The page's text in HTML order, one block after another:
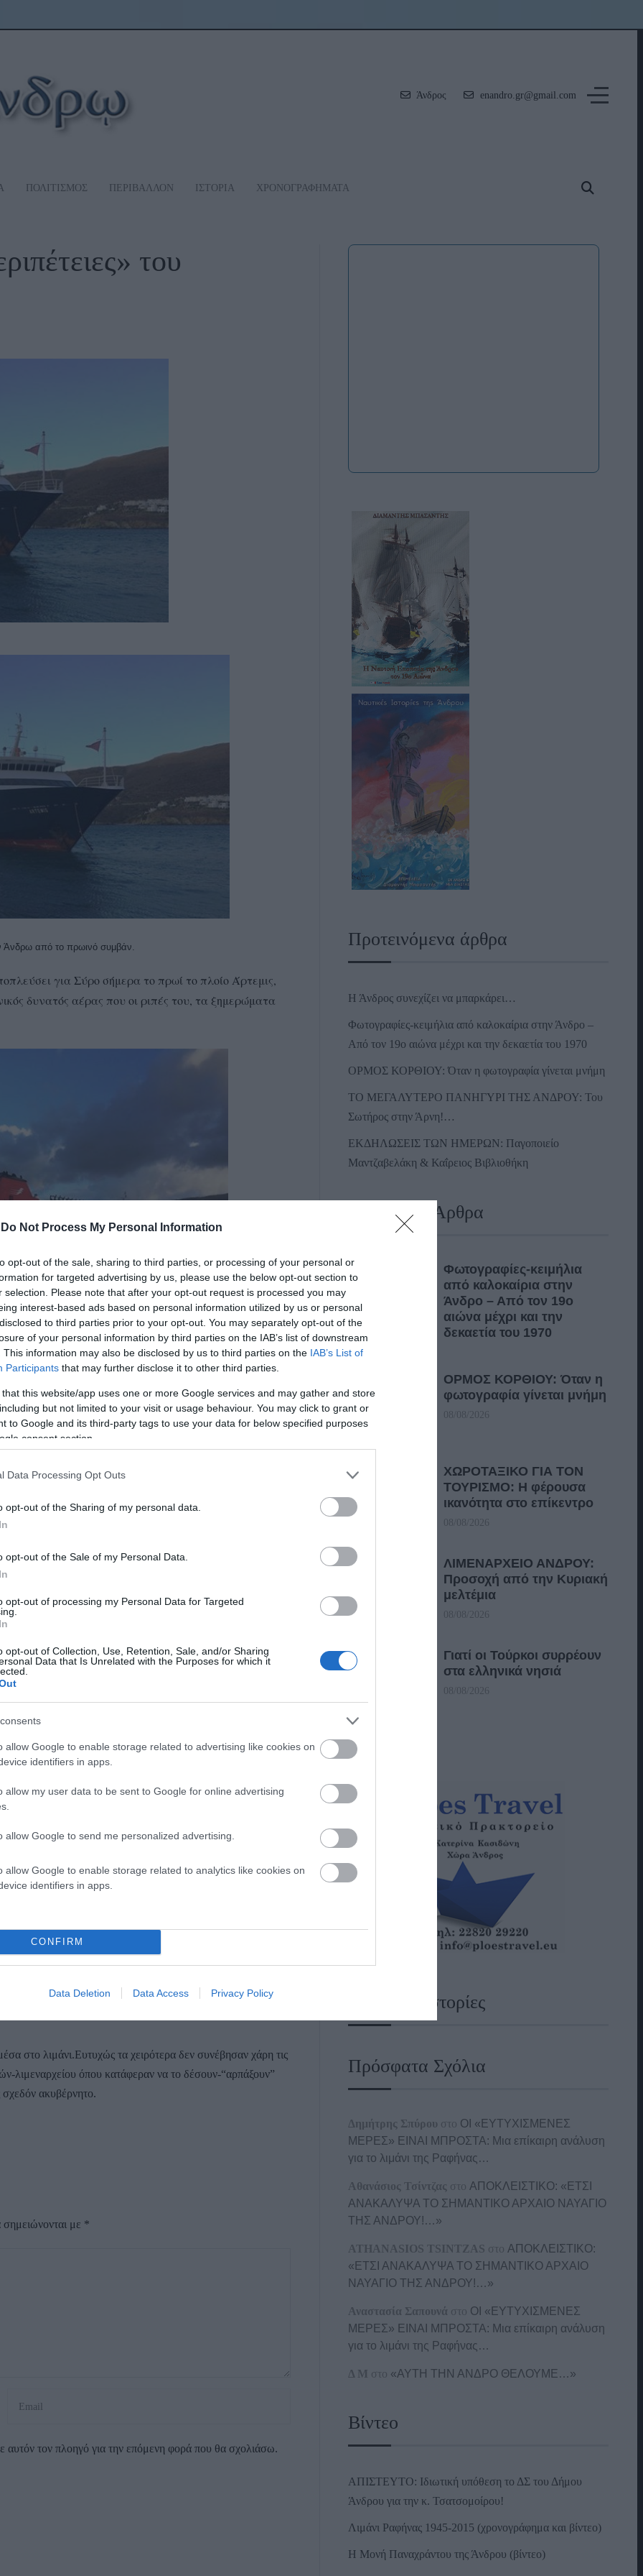
Do Not Process My Personal Information
opt-out of the sale, sharing to third parties, or processing of your personal or
for targeted advertising by us, please use the below opt-out section to
selection. Please note that after your opt-out request is processed you may
interest-based ads based on personal information utilized by us or personal
to third parties prior to your opt-out. You may separately opt-out of the
of your personal information by third parties on the IAB’s list of downstream
This information may also be disclosed by us to third parties on the IAB’s List of
Participants that may further disclose it to other third parties.
that this website/app uses one or more Google services and may gather and store
but not limited to your visit or usage behaviour. You may click to grant or
to Google and its third-party tags to use your data for below specified purposes
consent section.
Data Processing Opt Outs
opt-out of the Sharing of my personal data.
opt-out of the Sale of my Personal Data.
opt-out of processing my Personal Data for Targeted
opt-out of Collection, Use, Retention, Sale, and/or Sharing
Data that Is Unrelated with the Purposes for which it
allow Google to enable storage related to advertising like cookies on
identifiers in apps.
allow my user data to be sent to Google for online advertising
allow Google to send me personalized advertising.
allow Google to enable storage related to analytics like cookies on
identifiers in apps.
CONFIRM
Data Deletion Data Access Privacy Policy
Άνδρος enandro.gr@gmail.com
ΠΟΛΙΤΙΣΜΟΣ ΠΕΡΙΒΑΛΛΟΝ ΙΣΤΟΡΙΑ ΧΡΟΝΟΓΡΑΦΗΜΑΤΑ
του
Άνδρω από το πρωινό συμβάν.
για Σύρο σήμερα το πρωί το πλοίο Άρτεμις,
δυνατός αέρας που οι ριπές του, τα ξημερώματα
στην προβλήτα
μανούβρα προς τα δεξιά για να μαζέψει τις
πλησιάζοντας την στο πίσω δεξί του μέρος.
να αποφευχθεί ζημιά. Έπειτα, με συντονισμένες
ο φόβος πως κόντεψε να πάθει ζημιά στην δεξιά
οτι το Γαύριο ΔΕΝ είναι εύκολα προσεγγίσιμο από τα πλοία
τις εργασίες στην περιοχή αυτή? πιστεύετε οτι
να αποκαλείται ο συγκεκριμένος κόλπος. Ξεκινήστε
θρηνήσουμε ατύχημα με επιβατηγό ή εμπορικού τύπου
τονίσει όσοι εργαζόμαστε στα πλοία της γραμμής,
στο λιμάνι.Ευτυχώς τα χειρότερα δεν συνέβησαν χάρη τις
λιμεναρχείου όπου κατάφεραν να το δέσουν-“αρπάξουν”
ακυβέρνητο.
με *
τον πλοηγό για την επόμενη φορά που θα σχολιάσω.
Προτεινόμενα άρθρα
Η Άνδρος συνεχίζει να μπαρκάρει…
Φωτογραφίες-κειμήλια από καλοκαίρια στην Άνδρο –
Από τον 19ο αιώνα μέχρι και την δεκαετία του 1970
ΟΡΜΟΣ ΚΟΡΘΙΟΥ: Όταν η φωτογραφία γίνεται μνήμη
ΤΟ ΜΕΓΑΛΥΤΕΡΟ ΠΑΝΗΓΥΡΙ ΤΗΣ ΑΝΔΡΟΥ: Του
Σωτήρος στην Άρνη!…
ΕΚΔΗΛΩΣΕΙΣ ΤΩΝ ΗΜΕΡΩΝ: Παγοποιείο
Μαντζαβελάκη & Καΐρειος Βιβλιοθήκη
Πρόσφατα Άρθρα
Φωτογραφίες-κειμήλια
από καλοκαίρια στην
Άνδρο – Από τον 19ο
αιώνα μέχρι και την
δεκαετία του 1970
08/08/2026
ΟΡΜΟΣ ΚΟΡΘΙΟΥ: Όταν η
φωτογραφία γίνεται μνήμη
08/08/2026
ΧΩΡΟΤΑΞΙΚΟ ΓΙΑ ΤΟΝ
ΤΟΥΡΙΣΜΟ: Η φέρουσα
ικανότητα στο επίκεντρο
08/08/2026
ΛΙΜΕΝΑΡΧΕΙΟ ΑΝΔΡΟΥ:
Προσοχή από την Κυριακή
μελτέμια
08/08/2026
Γιατί οι Τούρκοι συρρέουν
στα ελληνικά νησιά
08/08/2026
Ναυτικές Ιστορίες
Πρόσφατα Σχόλια
Δημήτρης Σπύρου στο ΟΙ «ΕΥΤΥΧΙΣΜΕΝΕΣ
ΜΕΡΕΣ» ΕΙΝΑΙ ΜΠΡΟΣΤΑ: Μια επίκαιρη ανάλυση
για το λιμάνι της Ραφήνας…
Αθανάσιος Τσίντζας στο ΑΠΟΚΛΕΙΣΤΙΚΟ: «ΕΤΣΙ
ΑΝΑΚΑΛΥΨΑ ΤΟ ΣΗΜΑΝΤΙΚΟ ΑΡΧΑΙΟ ΝΑΥΑΓΙΟ
ΤΗΣ ΑΝΔΡΟΥ!…»
ATHANASIOS TSINTZAS στο ΑΠΟΚΛΕΙΣΤΙΚΟ:
«ΕΤΣΙ ΑΝΑΚΑΛΥΨΑ ΤΟ ΣΗΜΑΝΤΙΚΟ ΑΡΧΑΙΟ
ΝΑΥΑΓΙΟ ΤΗΣ ΑΝΔΡΟΥ!…»
Αναστασία Σαπουνά στο ΟΙ «ΕΥΤΥΧΙΣΜΕΝΕΣ
ΜΕΡΕΣ» ΕΙΝΑΙ ΜΠΡΟΣΤΑ: Μια επίκαιρη ανάλυση
για το λιμάνι της Ραφήνας…
Δ Μ στο «ΑΥΤΗ ΤΗΝ ΑΝΔΡΟ ΘΕΛΟΥΜΕ…»
Βίντεο
ΑΠΙΣΤΕΥΤΟ: Ιδιωτική υπόθεση το ΔΣ του Δήμου
Άνδρου για την κ. Τσατσομοίρου!
Λιμάνι Ραφήνας 1945-2015 (χρονογράφημα και βίντεο)
Η Μονή Παναχράντου της Άνδρου (βίντεο)